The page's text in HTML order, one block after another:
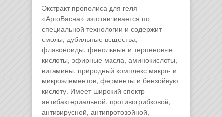
Экстракт прополиса для геля
«АргоВасна» изготавливается по
специальной технологии и содержит
смолы, дубильные вещества,
флавоноиды, фенольные и терпеновые
кислоты, эфирные масла, аминокислоты,
витамины, природный комплекс макро- и
микроэлементов, ферменты и бензойную
кислоту. Имеет широкий спектр
антибактериальной, противогрибковой,
антивирусной, антипротозойной,